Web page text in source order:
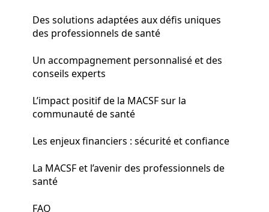
Des solutions adaptées aux défis uniques
des professionnels de santé
Un accompagnement personnalisé et des
conseils experts
L’impact positif de la MACSF sur la
communauté de santé
Les enjeux financiers : sécurité et confiance
La MACSF et l’avenir des professionnels de
santé
FAQ